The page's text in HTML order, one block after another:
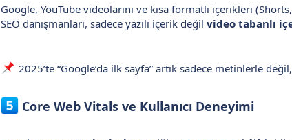
Google, YouTube videolarını ve kısa formatlı içerikleri
SEO danışmanları, sadece yazılı içerik değil video tabanlı
2025’te “Google’da ilk sayfa” artık sadece metinlerle
Core Web Vitals ve Kullanıcı Deneyimi